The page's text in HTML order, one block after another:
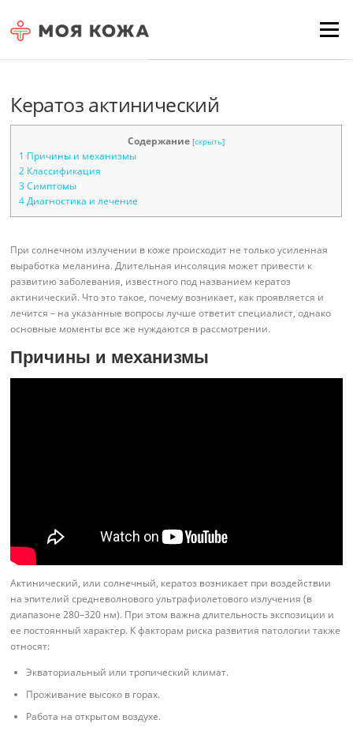
Menu
Кератоз актинический
Содержание [скрыть]
1 Причины и механизмы
2 Классификация
3 Симптомы
4 Диагностика и лечение
При солнечном излучении в коже происходит не только усиленная
выработка меланина. Длительная инсоляция может привести к
развитию заболевания, известного под названием кератоз
актинический. Что это такое, почему возникает, как проявляется и
лечится – на указанные вопросы лучше ответит специалист, однако
основные моменты все же нуждаются в рассмотрении.
Причины и механизмы
Актинический, или солнечный, кератоз возникает при воздействии
на эпителий средневолнового ультрафиолетового излучения (в
диапазоне 280–320 нм). При этом важна длительность экспозиции и
ее постоянный характер. К факторам риска развития патологии также
относят:
Экваториальный или тропический климат.
Проживание высоко в горах.
Работа на открытом воздухе.
Для любых предложений по